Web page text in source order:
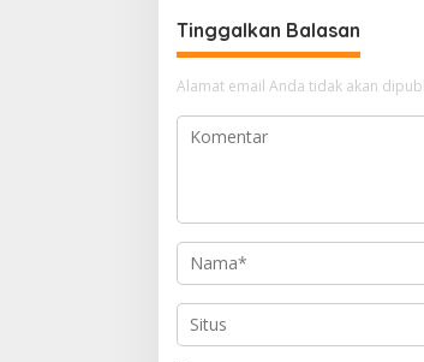
Tinggalkan Balasan
Alamat email Anda tidak akan